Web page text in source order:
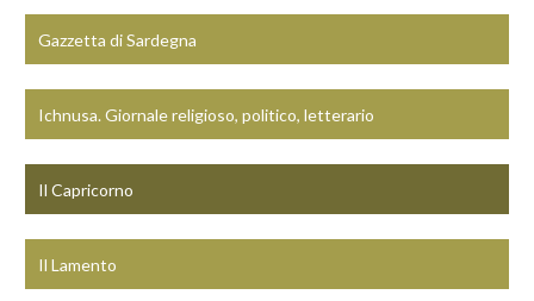
Gazzetta di Sardegna
Ichnusa. Giornale religioso, politico, letterario
Il Capricorno
Il Lamento